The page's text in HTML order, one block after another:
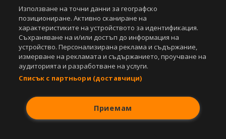
СвалиБЕЗПЛАТНОТОприложение за:
Android
Powered by:
Използване на точни данни за географско
позициониране. Активно сканиране на
характеристиките на устройството за идентификация.
Съхраняване на и/или достъп до информация на
устройство. Персонализирана реклама и съдържание,
измерване на рекламата и съдържанието, проучване на
аудиторията и разработване на услуги.
Списък с партньори (доставчици)
Приемам